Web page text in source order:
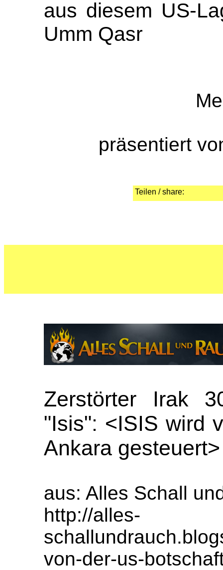
aus diesem US-
Umm Qasr
präsentiert
Teilen / share:
Zerstörter Irak
"Isis": <ISIS wird
Ankara gesteuert>
aus: Alles Schall
http://alles-
von-der-us-